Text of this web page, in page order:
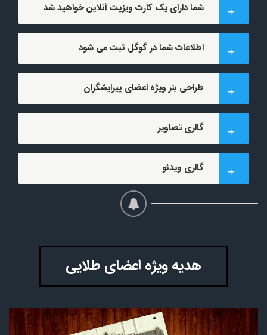
شما دارای یک کارت ویزیت آنلاین خواهید شد
اطلاعات شما در گوگل ثبت می شود
طراحی بنر ویژه اعضای پیرایشگران
گالری تصاویر
گالری ویدئو
هدیه ویژه اعضای طلایی